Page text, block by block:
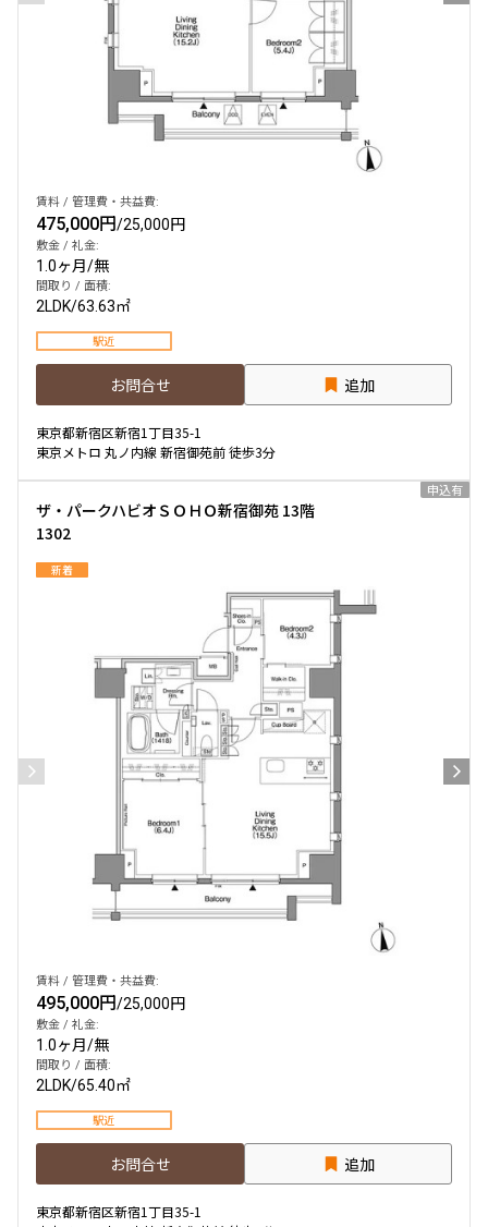
賃料 / 管理費・共益費:
475,000円/25,000円
敷金 / 礼金:
1.0ヶ月/無
間取り / 面積:
2LDK/63.63㎡
駅近
お問合せ 追加
東京都新宿区新宿1丁目35-1
東京メトロ 丸ノ内線 新宿御苑前 徒歩3分
ザ・パークハビオＳＯＨＯ新宿御苑 13階
1302
新着
申込有
賃料 / 管理費・共益費:
495,000円/25,000円
敷金 / 礼金:
1.0ヶ月/無
間取り / 面積:
2LDK/65.40㎡
駅近
お問合せ 追加
東京都新宿区新宿1丁目35-1